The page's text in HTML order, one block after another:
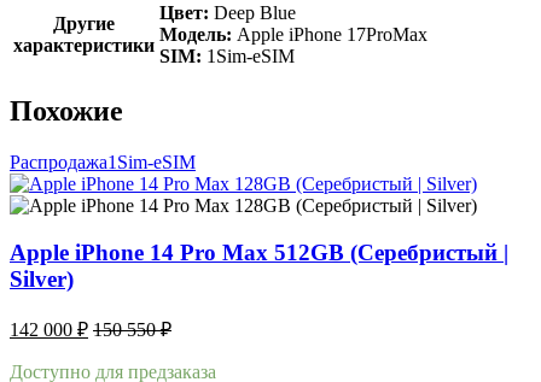
Другие
характеристики
Цвет: Deep Blue
Модель: Apple iPhone 17ProMax
SIM: 1Sim-eSIM
Похожие
Распродажа1Sim-eSIM
Apple iPhone 14 Pro Max 512GB (Серебристый |
Silver)
142 000 ₽ 150 550₽
Доступно для предзаказа